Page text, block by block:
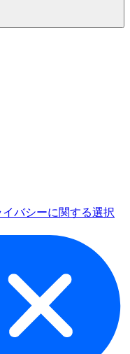
イバシーに関する選択